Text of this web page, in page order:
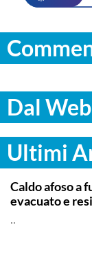
Dal Web
Ultimi
PALERMO
Caldo afoso a
evacuato e
..